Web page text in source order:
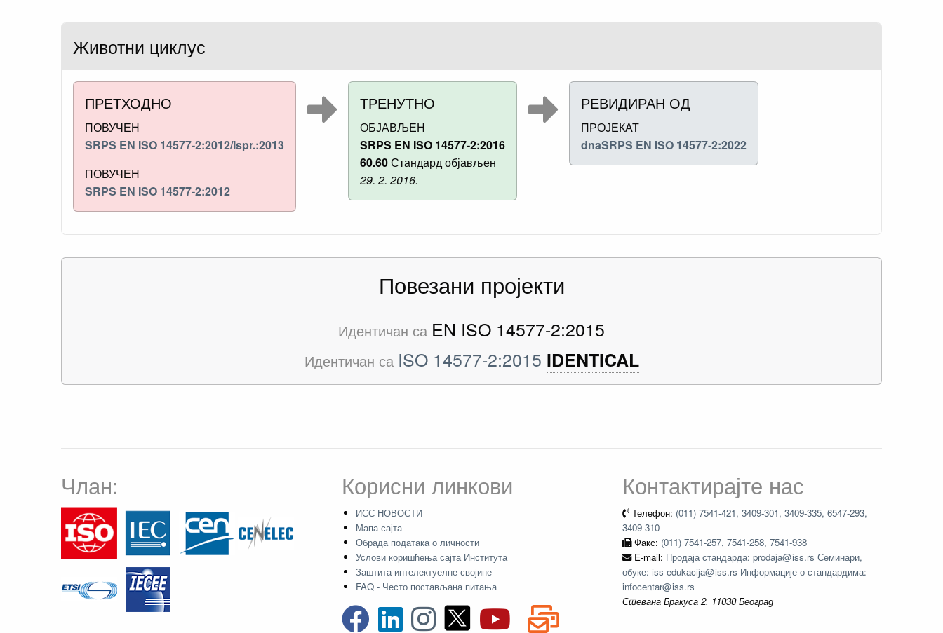
Животни циклус
ПРЕТХОДНО
ПОВУЧЕН
SRPS EN ISO 14577-2:2012/Ispr.:2013
ПОВУЧЕН
SRPS EN ISO 14577-2:2012
ТРЕНУТНО
ОБЈАВЉЕН
SRPS EN ISO 14577-2:2016
60.60Стандард објављен
29. 2. 2016.
РЕВИДИРАН ОД
ПРОЈЕКАТ
dnaSRPS EN ISO 14577-2:2022
Повезани пројекти
Идентичан са EN ISO 14577-2:2015
Идентичан са ISO 14577-2:2015 IDENTICAL
Члан: Корисни линкови
ИСС НОВОСТИ
Мапа сајта
Обрада података о личности
Услови коришћења сајта Института
Заштита интелектуелне својине
FAQ - Често постављана питања
Контактирајте нас
Телефон: (011) 7541-421, 3409-301, 3409-335, 6547-293,
3409-310
Факс: (011) 7541-257, 7541-258, 7541-938
E-mail: Продаја стандарда: prodaja@iss.rs Семинари,
обуке: iss-edukacija@iss.rs Информације о стандардима:
infocentar@iss.rs
Стевана Бракуса 2, 11030 Београд